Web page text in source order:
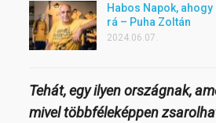
Habos Napok,
rá – Puha Zoltán
2024.06.07.
Tehát, egy ilyen országnak,
mivel többféleképpen